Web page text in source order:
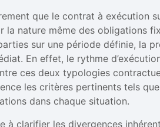
que le contrat à exécution
la nature même des obligations
sur une période définie, la
En effet, le rythme
ces deux typologies
les critères pertinents tels
dans chaque situation.
à clarifier les divergences